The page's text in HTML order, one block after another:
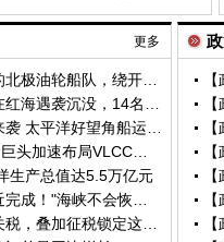
更多
生产总值达5.5万亿元